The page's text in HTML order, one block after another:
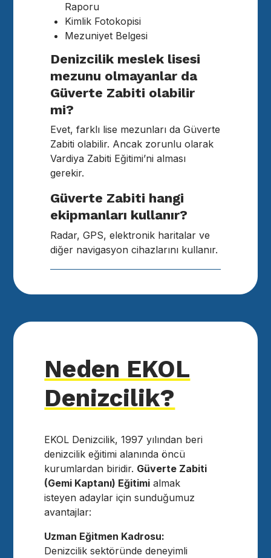
Raporu
Kimlik Fotokopisi
Mezuniyet Belgesi
Denizcilik meslek lisesi
mezunu olmayanlar da
Güverte Zabiti olabilir
mi?
Evet, farklı lise mezunları da Güverte
Zabiti olabilir. Ancak zorunlu olarak
Vardiya Zabiti Eğitimi’ni alması
gerekir.
Güverte Zabiti hangi
ekipmanları kullanır?
Radar, GPS, elektronik haritalar ve
diğer navigasyon cihazlarını kullanır.
Neden EKOL
Denizcilik?
EKOL Denizcilik, 1997 yılından beri
denizcilik eğitimi alanında öncü
kurumlardan biridir. Güverte Zabiti
(Gemi Kaptanı) Eğitimi almak
isteyen adaylar için sunduğumuz
avantajlar:
Uzman Eğitmen Kadrosu:
Denizcilik sektöründe deneyimli